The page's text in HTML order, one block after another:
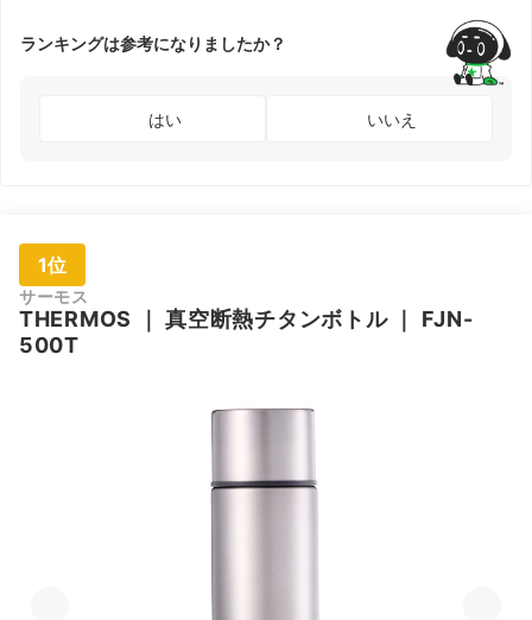
ランキングは参考になりましたか？
はい いいえ
1位
サーモス
THERMOS ｜真空断熱チタンボトル｜ FJN-
500T